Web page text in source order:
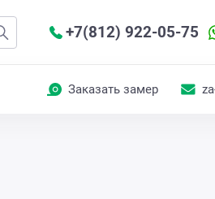
+7(812) 922-05-75
Заказать замер